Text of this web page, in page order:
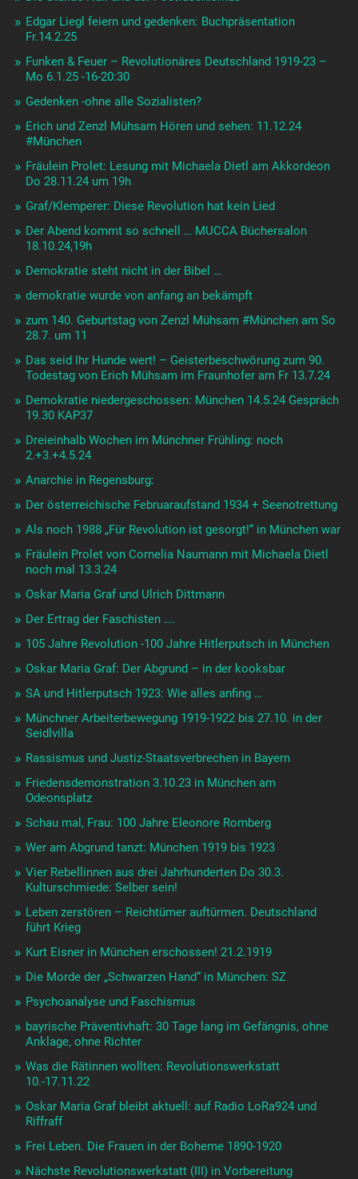
Edgar Liegl feiern und gedenken: Buchpräsentation
Fr.14.2.25
Funken & Feuer – Revolutionäres Deutschland 1919-23 –
Mo 6.1.25 -16-20:30
Gedenken -ohne alle Sozialisten?
Erich und Zenzl Mühsam Hören und sehen: 11.12.24
#München
Fräulein Prolet: Lesung mit Michaela Dietl am Akkordeon
Do 28.11.24 um 19h
Graf/Klemperer: Diese Revolution hat kein Lied
Der Abend kommt so schnell … MUCCA Büchersalon
18.10.24,19h
Demokratie steht nicht in der Bibel …
demokratie wurde von anfang an bekämpft
zum 140. Geburtstag von Zenzl Mühsam #München am So
28.7. um 11
Das seid Ihr Hunde wert! – Geisterbeschwörung zum 90.
Todestag von Erich Mühsam im Fraunhofer am Fr 13.7.24
Demokratie niedergeschossen: München 14.5.24 Gespräch
19.30 KAP37
Dreieinhalb Wochen im Münchner Frühling: noch
2.+3.+4.5.24
Anarchie in Regensburg:
Der österreichische Februaraufstand 1934 + Seenotrettung
Als noch 1988 „Für Revolution ist gesorgt!“ in München war
Fräulein Prolet von Cornelia Naumann mit Michaela Dietl
noch mal 13.3.24
Oskar Maria Graf und Ulrich Dittmann
Der Ertrag der Faschisten ….
105 Jahre Revolution -100 Jahre Hitlerputsch in München
Oskar Maria Graf: Der Abgrund – in der kooksbar
SA und Hitlerputsch 1923: Wie alles anfing …
Münchner Arbeiterbewegung 1919-1922 bis 27.10. in der
Seidlvilla
Rassismus und Justiz-Staatsverbrechen in Bayern
Friedensdemonstration 3.10.23 in München am
Odeonsplatz
Schau mal, Frau: 100 Jahre Eleonore Romberg
Wer am Abgrund tanzt: München 1919 bis 1923
Vier Rebellinnen aus drei Jahrhunderten Do 30.3.
Kulturschmiede: Selber sein!
Leben zerstören – Reichtümer auftürmen. Deutschland
führt Krieg
Kurt Eisner in München erschossen! 21.2.1919
Die Morde der „Schwarzen Hand“ in München: SZ
Psychoanalyse und Faschismus
bayrische Präventivhaft: 30 Tage lang im Gefängnis, ohne
Anklage, ohne Richter
Was die Rätinnen wollten: Revolutionswerkstatt
10.-17.11.22
Oskar Maria Graf bleibt aktuell: auf Radio LoRa924 und
Riffraff
Frei Leben. Die Frauen in der Boheme 1890-1920
Nächste Revolutionswerkstatt (III) in Vorbereitung